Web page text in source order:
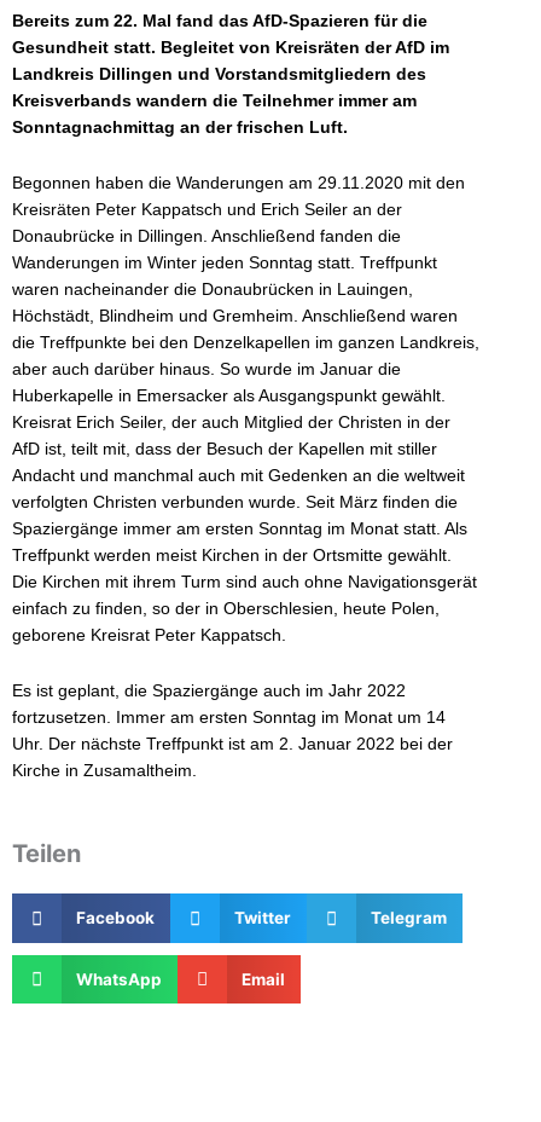
Bereits zum 22. Mal fand das AfD-Spazieren für die
Gesundheit statt. Begleitet von Kreisräten der AfD im
Landkreis Dillingen und Vorstandsmitgliedern des
Kreisverbands wandern die Teilnehmer immer am
Sonntagnachmittag an der frischen Luft.
Begonnen haben die Wanderungen am 29.11.2020 mit den
Kreisräten Peter Kappatsch und Erich Seiler an der
Donaubrücke in Dillingen. Anschließend fanden die
Wanderungen im Winter jeden Sonntag statt. Treffpunkt
waren nacheinander die Donaubrücken in Lauingen,
Höchstädt, Blindheim und Gremheim. Anschließend waren
die Treffpunkte bei den Denzelkapellen im ganzen Landkreis,
aber auch darüber hinaus. So wurde im Januar die
Huberkapelle in Emersacker als Ausgangspunkt gewählt.
Kreisrat Erich Seiler, der auch Mitglied der Christen in der
AfD ist, teilt mit, dass der Besuch der Kapellen mit stiller
Andacht und manchmal auch mit Gedenken an die weltweit
verfolgten Christen verbunden wurde. Seit März finden die
Spaziergänge immer am ersten Sonntag im Monat statt. Als
Treffpunkt werden meist Kirchen in der Ortsmitte gewählt.
Die Kirchen mit ihrem Turm sind auch ohne Navigationsgerät
einfach zu finden, so der in Oberschlesien, heute Polen,
geborene Kreisrat Peter Kappatsch.
Es ist geplant, die Spaziergänge auch im Jahr 2022
fortzusetzen. Immer am ersten Sonntag im Monat um 14
Uhr. Der nächste Treffpunkt ist am 2. Januar 2022 bei der
Kirche in Zusamaltheim.
Teilen
Facebook Twitter Telegram
WhatsApp Email